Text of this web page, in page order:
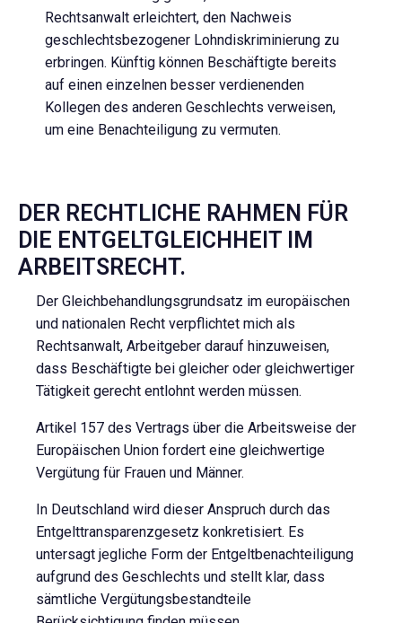
Rechtsanwalt erleichtert, den Nachweis
geschlechtsbezogener Lohndiskriminierung zu
erbringen. Künftig können Beschäftigte bereits
auf einen einzelnen besser verdienenden
Kollegen des anderen Geschlechts verweisen,
um eine Benachteiligung zu vermuten.
DER RECHTLICHE RAHMEN FÜR
DIE ENTGELTGLEICHHEIT IM
ARBEITSRECHT.
Der Gleichbehandlungsgrundsatz im europäischen
und nationalen Recht verpflichtet mich als
Rechtsanwalt, Arbeitgeber darauf hinzuweisen,
dass Beschäftigte bei gleicher oder gleichwertiger
Tätigkeit gerecht entlohnt werden müssen.
Artikel 157 des Vertrags über die Arbeitsweise der
Europäischen Union fordert eine gleichwertige
Vergütung für Frauen und Männer.
In Deutschland wird dieser Anspruch durch das
Entgelttransparenzgesetz konkretisiert. Es
untersagt jegliche Form der Entgeltbenachteiligung
aufgrund des Geschlechts und stellt klar, dass
sämtliche Vergütungsbestandteile